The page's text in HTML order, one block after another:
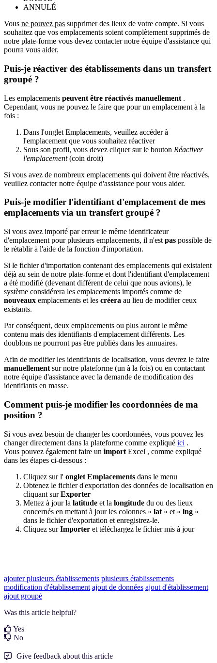
ANNULÉ
Vous ne pouvez pas supprimer des lieux de votre compte. Si vous
souhaitez que vos emplacements soient complètement supprimés de
notre plate-forme vous devez contacter notre équipe d'assistance qui
pourra vous aider.
Puis-je réactiver des établissements dans un transfert
groupé ?
Les emplacements peuvent être réactivés manuellement .
Cependant, vous ne pouvez le faire que pour un emplacement à la
fois :
Dans l'onglet Emplacements, veuillez accéder à
l'emplacement que vous souhaitez réactiver
Sous son profil, vous devez cliquer sur le bouton Réactiver
l'emplacement(coin droit)
Si vous avez de nombreux emplacements qui doivent être réactivés,
veuillez contacter notre équipe d'assistance pour vous aider.
Puis-je modifier l'identifiant d'emplacement de mes
emplacements via un transfert groupé ?
Si vous avez importé par erreur le même identificateur
d'emplacement pour plusieurs emplacements, il n'est pas possible de
le rétablir à l'aide de la fonction d'importation.
Si le fichier d'importation contenant des emplacements qui existaient
déjà au sein de notre plate-forme et dont l'identifiant d'emplacement
a été modifié (devenant différent de celui que nous avions), le
système considérera les emplacements importés comme de
nouveaux emplacements et les créera au lieu de modifier ceux
existants.
Par conséquent, deux emplacements ou plus auront le même
contenu mais des identifiants d'emplacement différents. Les
doublons ne pourront pas être publiés dans les annuaires.
Afin de modifier les identifiants de localisation, vous devrez le faire
manuellement sur notre plateforme (un à la fois) ou en contactant
notre équipe d'assistance avec la demande de modification des
identifiants en masse.
Comment puis-je modifier les coordonnées de ma
position ?
Si vous avez besoin de changer les coordonnées, vous pouvez les
changer directement dans la plateforme comme expliqué ici .
Vous pouvez également faire un import Excel , comme expliqué
dans les étapes ci-dessous :
Cliquez sur l' onglet Emplacements dans le menu
Obtenez le fichier d'exportation des données de localisation en
cliquant surExporter
Mettez à jour la latitude et la longitude du ou des lieux
concernés en mettant à jour les colonnes « lat » et « lng »
dans le fichier d'exportation et enregistrez-le.
Cliquez surImporter et téléchargez le fichier mis à jour
ajouter plusieurs établissements plusieurs établissements
modification d'établissement ajout de données ajout d'établissement
ajout groupé
Was this article helpful?
Yes
No
Give feedback about this article